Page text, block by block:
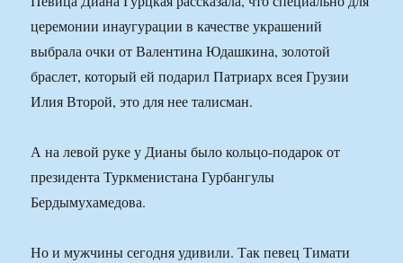
церемонии инаугурации в качестве украшений
выбрала очки от Валентина Юдашкина, золотой
браслет, который ей подарил Патриарх всея Грузии
Илия Второй, это для нее талисман.
А на левой руке у Дианы было кольцо-подарок от
президента Туркменистана Гурбангулы
Бердымухамедова.
Но и мужчины сегодня удивили. Так певец Тимати